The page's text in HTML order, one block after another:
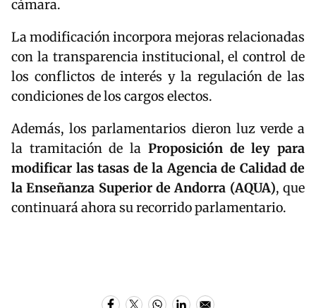
cámara.
La modificación incorpora mejoras relacionadas
con la transparencia institucional, el control de
los conflictos de interés y la regulación de las
condiciones de los cargos electos.
Además, los parlamentarios dieron luz verde a
la tramitación de la Proposición de ley para
modificar las tasas de la Agencia de Calidad de
la Enseñanza Superior de Andorra (AQUA), que
continuará ahora su recorrido parlamentario.